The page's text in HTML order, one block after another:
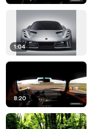
1:04
8:20